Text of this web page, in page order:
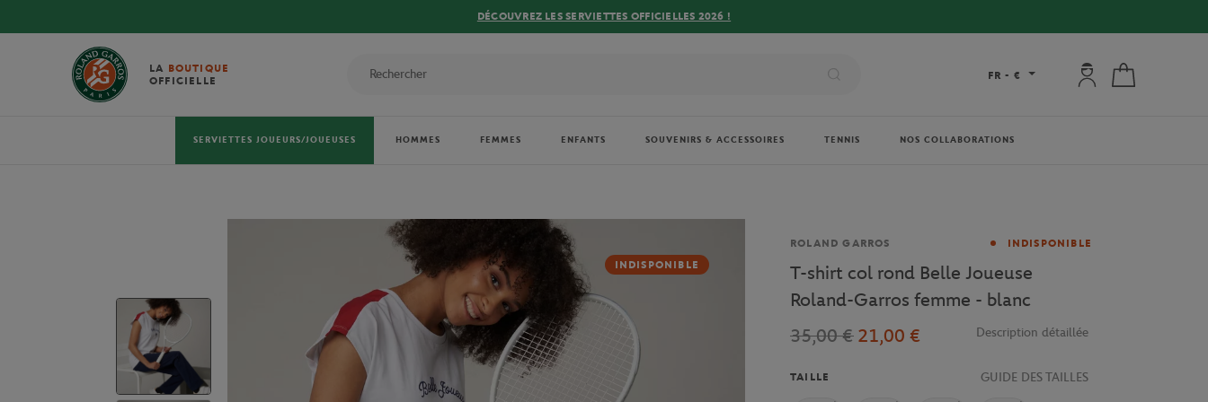
DÉCOUVREZ LES SERVIETTES OFFICIELLES 2026 !
LA BOUTIQUE
OFFICIELLE
FR - € Mon compte : se
SERVIETTES JOUEURS/JOUEUSES HOMMES FEMMES ENFANTS SOUVENIRS & ACCESSOIRES TENNIS NOS COLLABORATIONS
INDISPONIBLE
Marque
ROLAND GARROS INDISPONIBLE
T-shirt col rond Belle Joueuse
Roland-Garros femme - blanc
35,00 € 21,00 € Description détaillée
TAILLE GUIDE DES TAILLES